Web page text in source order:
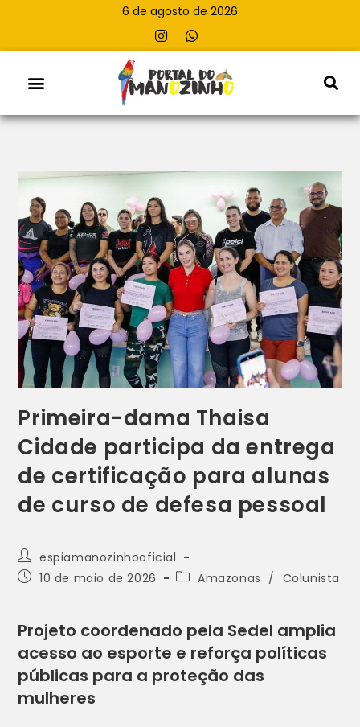
6 de agosto de 2026
Primeira-dama Thaisa
Cidade participa da entrega
de certificação para alunas
de curso de defesa pessoal
espiamanozinhooficial
10 de maio de 2026
Amazonas / Colunista
Projeto coordenado pela Sedel amplia
acesso ao esporte e reforça políticas
públicas para a proteção das
mulheres